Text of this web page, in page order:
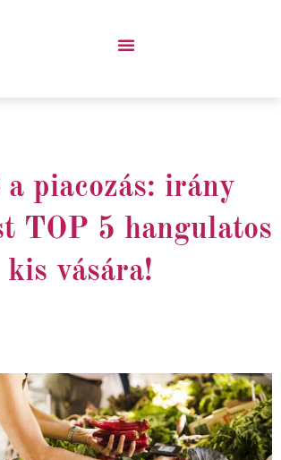
a piacozás: irány
TOP 5 hangulatos
kis vására!